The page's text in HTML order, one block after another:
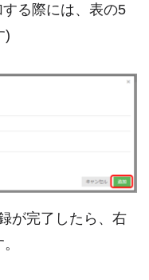
る際には、表の5
)
が完了したら、右